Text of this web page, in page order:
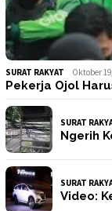
SURAT RAKYAT Oktober
Pekerja Ojol
SURAT
Ngerih
SURAT
Video: